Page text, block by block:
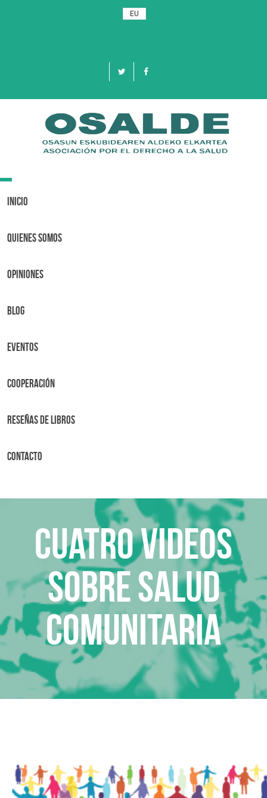
EU
Toggle
Inicio
Quienes Somos
OPINIONES
BLOG
Eventos
Cooperación
Reseñas de libros
Contacto
Cuatro videos
sobre Salud
Comunitaria